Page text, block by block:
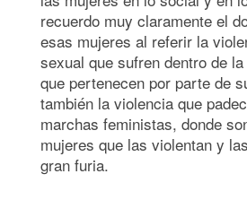
recuerdo muy claramente el
esas mujeres al referir la
sexual que sufren dentro de
que pertenecen por parte de
también la violencia que
marchas feministas, donde
mujeres que las violentan y
gran furia.